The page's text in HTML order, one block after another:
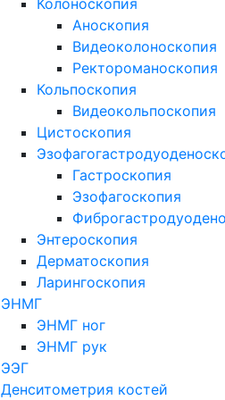
Колоноскопия
Аноскопия
Видеоколоноскопия
Ректороманоскопия
Кольпоскопия
Видеокольпоскопия
Цистоскопия
Гастроскопия
Эзофагоскопия
Энтероскопия
Дерматоскопия
Ларингоскопия
ЭНМГ
ЭНМГ ног
ЭНМГ рук
ЭЭГ
Денситометрия костей